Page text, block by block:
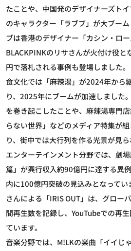
たことや、中国発のデザイナーズトイ
のキャラクター「ラブブ」が大ブー
ブは香港のデザイナー「カシン・ロー
BLACKPINKのリサさんが火付け役と
円で落札される事例も登場しました。
食文化では「麻辣湯」が2024年から
り、2025年にブームが加速しました
を巻き起こしたことや、麻辣湯専門
らない世界」などのメディア特集が
り、街中では大行列を作る光景が見
エンターテインメント分野では、劇
篇」が興行収入約90億円に達する異
内に100億円突破の見込みとなって
さんによる「IRIS OUT」は、グロー
間再生数を記録し、YouTubeでの再
ています。
音楽分野では、M!LKの楽曲「イイじ